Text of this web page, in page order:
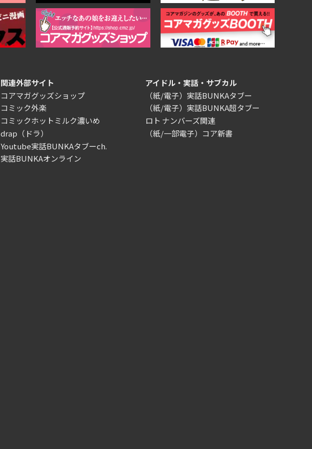
関連外部サイト
コアマガグッズショップ
コミック外楽
コミックホットミルク濃いめ
drap（ドラ）
Youtube実話BUNKAタブーch.
実話BUNKAオンライン
アイドル・実話・サブカル
（紙/電子）実話BUNKAタブー
（紙/電子）実話BUNKA超タブー
ロト ナンバーズ関連
（紙/一部電子）コア新書